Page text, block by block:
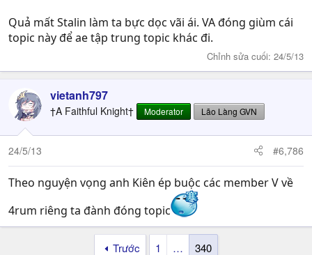
Quả mất Stalin làm ta bực dọc vãi ái. VA đóng giùm cái
topic này để ae tập trung topic khác đi.
Chỉnh sửa cuối: 24/5/13
vietanh797
†A Faithful Knight† Moderator Lão Làng GVN
24/5/13 #6,786
Theo nguyện vọng anh Kiên ép buộc các member V về
4rum riêng ta đành đóng topic
Trước 1 … 340